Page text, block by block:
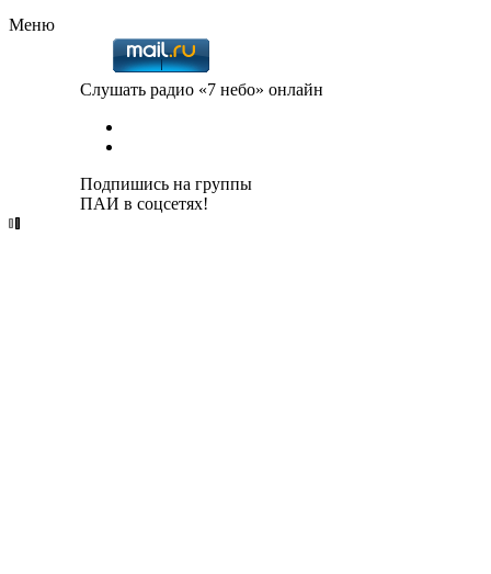
Меню
Слушать радио «7 небо» онлайн
Подпишись на группы
ПАИ в соцсетях!